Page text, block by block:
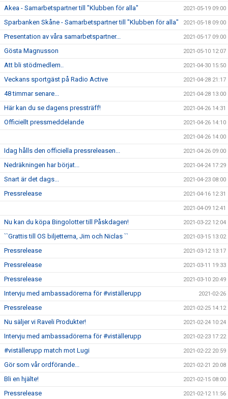
Akea - Samarbetspartner till "Klubben för alla" 2021-05-19 09:00
Sparbanken Skåne - Samarbetspartner till "Klubben för alla" 2021-05-18 09:00
Presentation av våra samarbetspartner... 2021-05-17 09:00
Gösta Magnusson 2021-05-10 12:07
Att bli stödmedlem.. 2021-04-30 15:50
Veckans sportgäst på Radio Active 2021-04-28 21:17
48 timmar senare... 2021-04-28 13:00
Här kan du se dagens pressträff! 2021-04-26 14:31
Officiellt pressmeddelande 2021-04-26 14:10
2021-04-26 14:00
Idag hålls den officiella pressreleasen... 2021-04-26 09:00
Nedräkningen har börjat... 2021-04-24 17:29
Snart är det dags... 2021-04-23 08:00
Pressrelease 2021-04-16 12:31
2021-04-09 12:41
Nu kan du köpa Bingolotter till Påskdagen! 2021-03-22 12:04
``Grattis till OS biljetterna, Jim och Niclas `` 2021-03-15 13:02
Pressrelease 2021-03-12 13:17
Pressrelease 2021-03-11 19:33
Pressrelease 2021-03-10 20:49
Intervju med ambassadörerna för #viställerupp 2021-02-26
Pressrelease 2021-02-25 14:12
Nu säljer vi Raveli Produkter! 2021-02-24 10:24
Intervju med ambassadörerna för #viställerupp 2021-02-23 17:22
#viställerupp match mot Lugi 2021-02-22 20:59
Gör som vår ordförande... 2021-02-21 20:08
Bli en hjälte! 2021-02-15 08:00
Pressrelease 2021-02-12 11:56